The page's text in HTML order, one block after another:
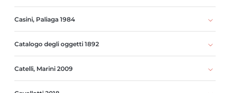
Casini, Paliaga 1984
Catalogo degli oggetti 1892
Catelli, Marini 2009